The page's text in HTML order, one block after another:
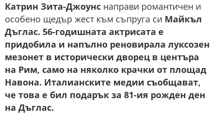
Катрин Зита-Джоунс направи романтичен и
особено щедър жест към съпруга си Майкъл
Дъглас. 56-годишната актрисата е
придобила и напълно реновирала луксозен
мезонет в исторически дворец в центъра
на Рим, само на няколко крачки от площад
Навона. Италианските медии съобщават,
че това е бил подарък за 81-ия рожден ден
на Дъглас.